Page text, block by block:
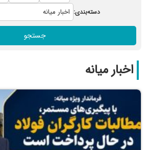
دسته‌بندی:
جستجو
اخبار میانه